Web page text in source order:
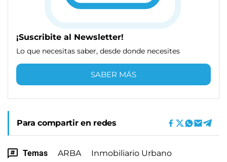
¡Suscribite al Newsletter!
Lo que necesitas saber, desde donde necesites
SABER MÁS
Para compartir en redes
Temas ARBA Inmobiliario Urbano